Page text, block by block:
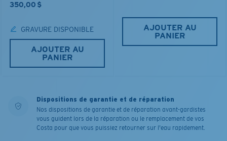
350,00 $
GRAVURE DISPONIBLE
AJOUTER AU
PANIER
AJOUTER AU
PANIER
Dispositions de garantie et de réparation
Nos dispositions de garantie et de réparation avant-gardistes
vous guident lors de la réparation ou le remplacement de vos
Costa pour que vous puissiez retourner sur l'eau rapidement.